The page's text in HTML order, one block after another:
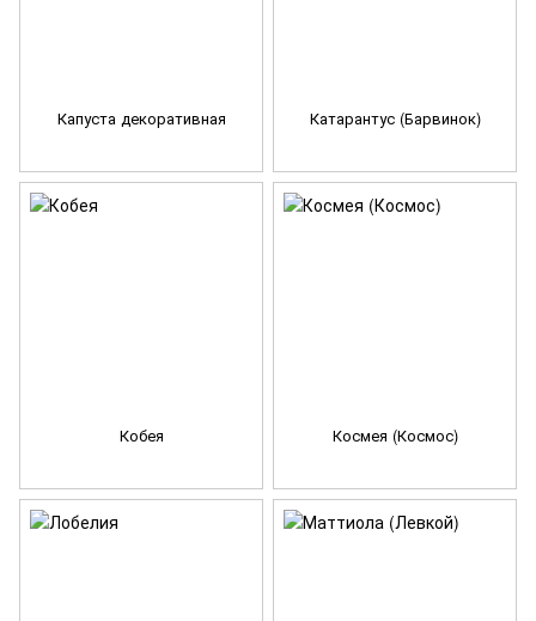
Капуста декоративная Катарантус (Барвинок)
Кобея Космея (Космос)